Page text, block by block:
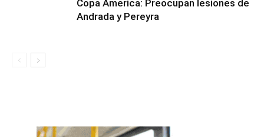
Copa America: Preocupan lesiones de
Andrada y Pereyra